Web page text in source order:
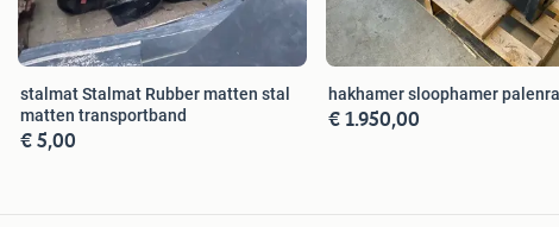
stalmat Stalmat Rubber matten stal
matten transportband
€ 5,00
hakhamer sloophamer
€ 1.950,00